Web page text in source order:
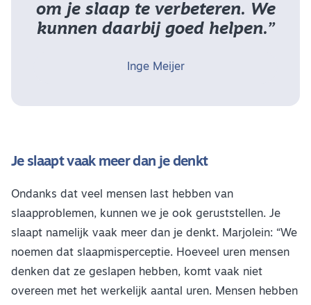
om je slaap te verbeteren. We
kunnen daarbij goed helpen.”
Inge Meijer
Je slaapt vaak meer dan je denkt
Ondanks dat veel mensen last hebben van
slaapproblemen, kunnen we je ook geruststellen. Je
slaapt namelijk vaak meer dan je denkt. Marjolein: “We
noemen dat slaapmisperceptie. Hoeveel uren mensen
denken dat ze geslapen hebben, komt vaak niet
overeen met het werkelijk aantal uren. Mensen hebben